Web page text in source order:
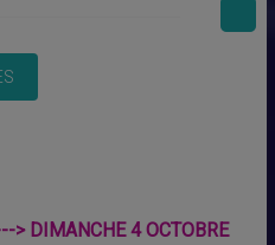
> DIMANCHE 4 OCTOBRE